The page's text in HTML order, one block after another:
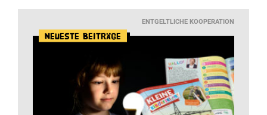
ENTGELTLICHE KOOPERATION
Neueste Beiträge